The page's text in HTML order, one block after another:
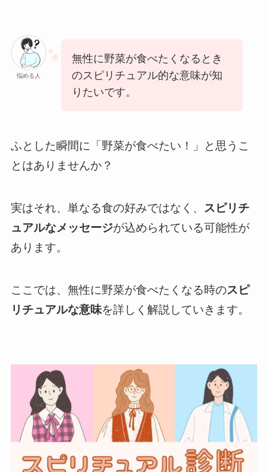
悩める人
無性に野菜が食べたくなるとき
のスピリチュアル的な意味が知
りたいです。
ふとした瞬間に「野菜が食べたい！」と思うこ
とはありませんか？
実はそれ、単なる食の好みではなく、 スピリチ
ュアルなメッセージが込められている可能性が
あります。
ここでは、無性に野菜が食べたくなる時のスピ
リチュアルな意味を詳しく解説していきます。